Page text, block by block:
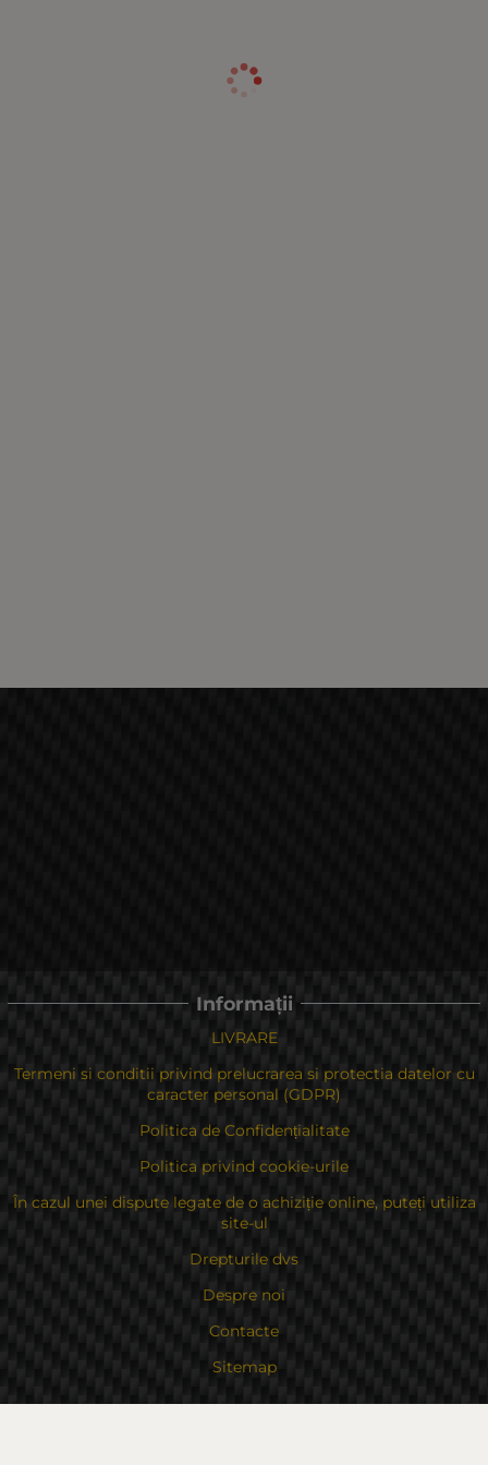
Informații
LIVRARE
Termeni si conditii privind prelucrarea si protectia datelor cu
caracter personal (GDPR)
Politica de Confidențialitate
Politica privind cookie-urile
În cazul unei dispute legate de o achiziție online, puteți utiliza
site-ul
Drepturile dvs
Despre noi
Contacte
Sitemap